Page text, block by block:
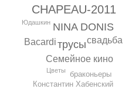
CHAPEAU-2011
NINA DONIS
трусы
Семейное кино
свадьба
Bacardi
браконьеры
Константин Хабенский
Цветы
Юдашкин